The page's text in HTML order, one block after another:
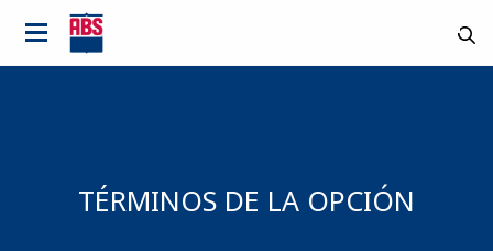
TÉRMINOS DE LA OPCIÓN